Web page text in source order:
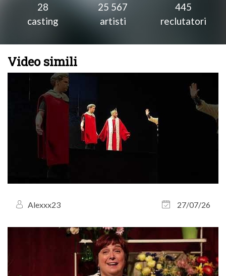
28
casting
25 567
artisti
445
reclutatori
Video simili
Alexxx23 27/07/26